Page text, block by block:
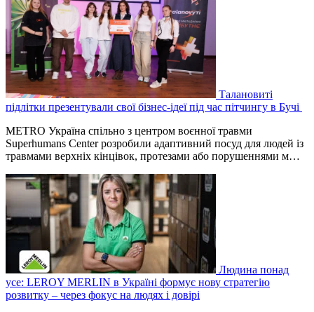
Талановиті
підлітки презентували свої бізнес-ідеї під час пітчингу в Бучі
METRO Україна спільно з центром воєнної травми
Superhumans Center розробили адаптивний посуд для людей із
травмами верхніх кінцівок, протезами або порушеннями м…
Людина понад
усе: LEROY MERLIN в Україні формує нову стратегію
розвитку – через фокус на людях і довірі